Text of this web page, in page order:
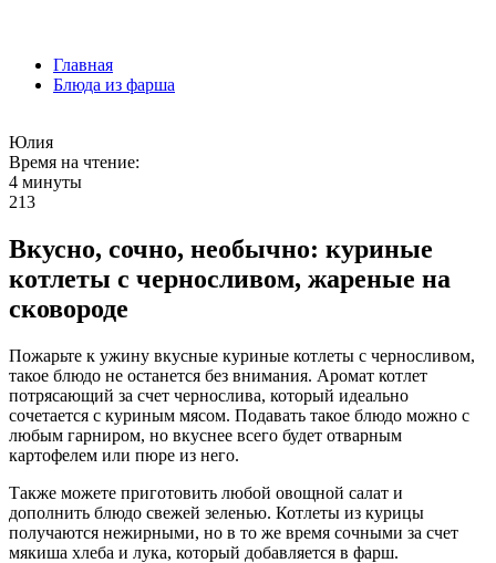
Главная
Блюда из фарша
Юлия
Время на чтение:
4 минуты
213
Вкусно, сочно, необычно: куриные
котлеты с черносливом, жареные на
сковороде
Пожарьте к ужину вкусные куриные котлеты с черносливом,
такое блюдо не останется без внимания. Аромат котлет
потрясающий за счет чернослива, который идеально
сочетается с куриным мясом. Подавать такое блюдо можно с
любым гарниром, но вкуснее всего будет отварным
картофелем или пюре из него.
Также можете приготовить любой овощной салат и
дополнить блюдо свежей зеленью. Котлеты из курицы
получаются нежирными, но в то же время сочными за счет
мякиша хлеба и лука, который добавляется в фарш.